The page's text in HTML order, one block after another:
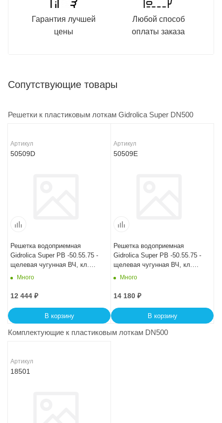
Гарантия лучшей
цены
Любой способ
оплаты заказа
Сопутствующие товары
Решетки к пластиковым лоткам Gidrolica Super DN500
Артикул
50509D
Решетка водоприемная
Gidrolica Super РВ -50.55.75 -
щелевая чугунная ВЧ, кл.
D400
Много
12 444 ₽
В корзину
Артикул
50509E
Решетка водоприемная
Gidrolica Super РВ -50.55.75 -
щелевая чугунная ВЧ, кл.
E600
Много
14 180 ₽
В корзину
Комплектующие к пластиковым лоткам DN500
Артикул
18501